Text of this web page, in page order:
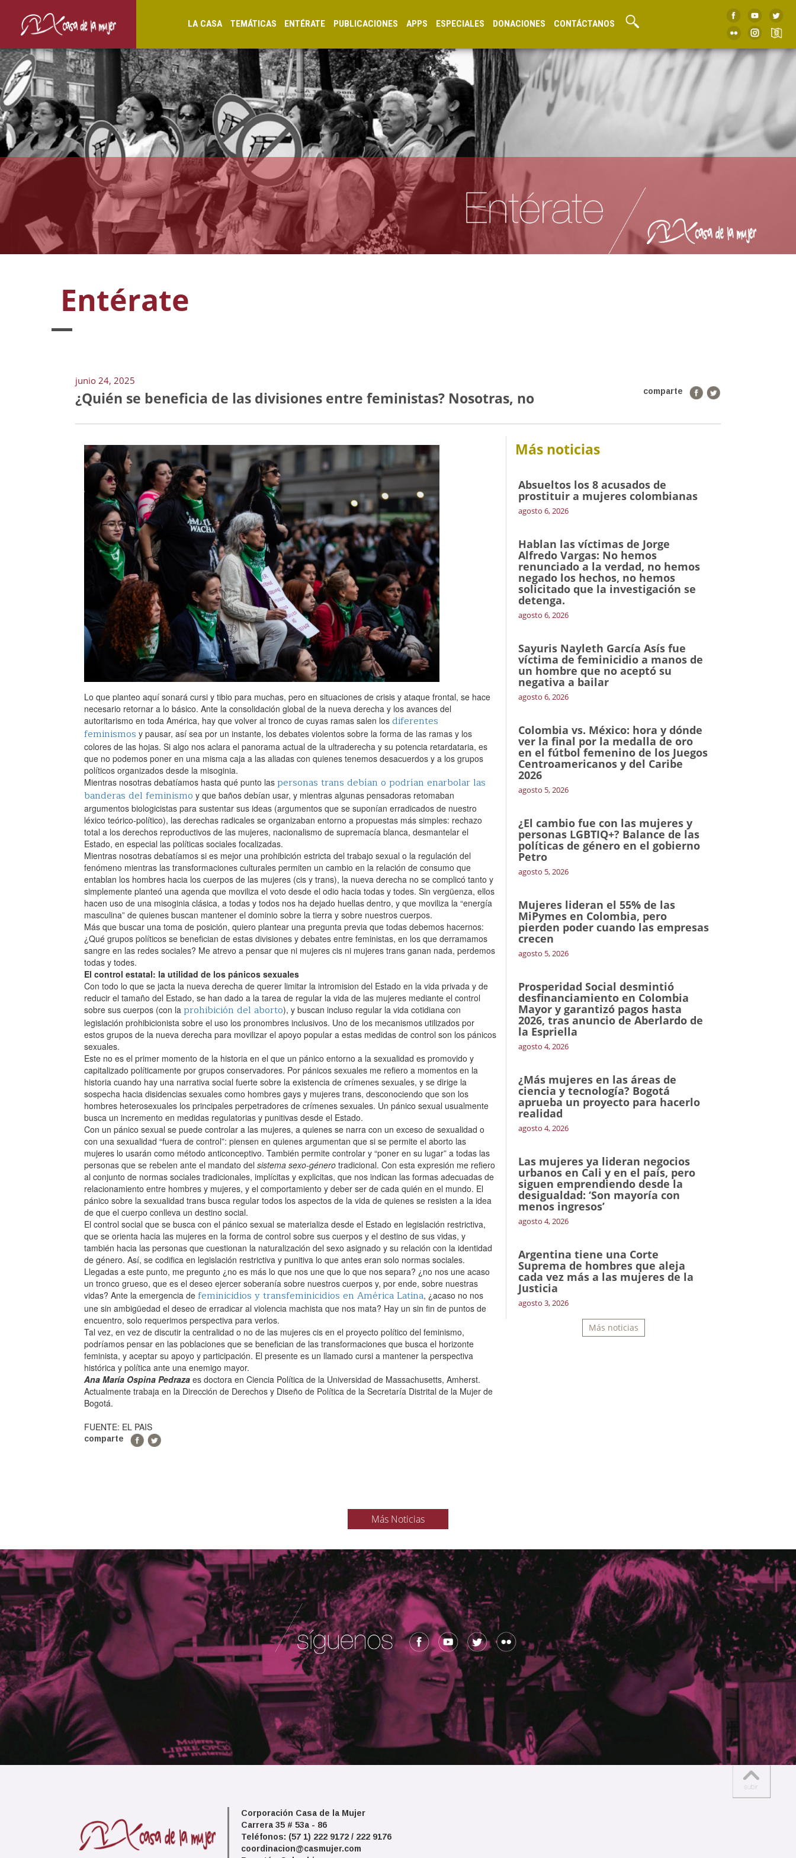
LA CASA TEMÁTICAS ENTÉRATE PUBLICACIONES APPS ESPECIALES DONACIONES CONTÁCTANOS
Entérate
junio 24, 2025
comparte
¿Quién se beneficia de las divisiones entre feministas? Nosotras, no
Lo que planteo aquí sonará cursi y tibio para muchas, pero en situaciones de crisis y ataque frontal, se hace
necesario retornar a lo básico. Ante la consolidación global de la nueva derecha y los avances del
autoritarismo en toda América, hay que volver al tronco de cuyas ramas salen los diferentes
feminismos y pausar, así sea por un instante, los debates violentos sobre la forma de las ramas y los
colores de las hojas. Si algo nos aclara el panorama actual de la ultraderecha y su potencia retardataria, es
que no podemos poner en una misma caja a las aliadas con quienes tenemos desacuerdos y a los grupos
políticos organizados desde la misoginia.‌
Mientras nosotras debatíamos hasta qué punto las personas trans debían o podrían enarbolar las
banderas del feminismo y que baños debían usar, y mientras algunas pensadoras retomaban
argumentos biologicistas para sustentar sus ideas (argumentos que se suponían erradicados de nuestro
léxico teórico-político), las derechas radicales se organizaban entorno a propuestas más simples: rechazo
total a los derechos reproductivos de las mujeres, nacionalismo de supremacía blanca, desmantelar el
Estado, en especial las políticas sociales focalizadas.‌
Mientras nosotras debatíamos si es mejor una prohibición estricta del trabajo sexual o la regulación del
fenómeno mientras las transformaciones culturales permiten un cambio en la relación de consumo que
entablan los hombres hacia los cuerpos de las mujeres (cis y trans), la nueva derecha no se complicó tanto y
simplemente planteó una agenda que moviliza el voto desde el odio hacia todas y todes. Sin vergüenza, ellos
hacen uso de una misoginia clásica, a todas y todos nos ha dejado huellas dentro, y que moviliza la “energía
masculina” de quienes buscan mantener el dominio sobre la tierra y sobre nuestros cuerpos.‌
Más que buscar una toma de posición, quiero plantear una pregunta previa que todas debemos hacernos:
¿Qué grupos políticos se benefician de estas divisiones y debates entre feministas, en los que derramamos
sangre en las redes sociales? Me atrevo a pensar que ni mujeres cis ni mujeres trans ganan nada, perdemos
todas y todes.‌
El control estatal: la utilidad de los pánicos sexuales
Con todo lo que se jacta la nueva derecha de querer limitar la intromision del Estado en la vida privada y de
reducir el tamaño del Estado, se han dado a la tarea de regular la vida de las mujeres mediante el control
sobre sus cuerpos (con la prohibición del aborto), y buscan incluso regular la vida cotidiana con
legislación prohibicionista sobre el uso los pronombres inclusivos. Uno de los mecanismos utilizados por
estos grupos de la nueva derecha para movilizar el apoyo popular a estas medidas de control son los pánicos
sexuales.‌
Este no es el primer momento de la historia en el que un pánico entorno a la sexualidad es promovido y
capitalizado políticamente por grupos conservadores. Por pánicos sexuales me refiero a momentos en la
historia cuando hay una narrativa social fuerte sobre la existencia de crímenes sexuales, y se dirige la
sospecha hacia disidencias sexuales como hombres gays y mujeres trans, desconociendo que son los
hombres heterosexuales los principales perpetradores de crímenes sexuales. Un pánico sexual usualmente
busca un incremento en medidas regulatorias y punitivas desde el Estado.‌
Con un pánico sexual se puede controlar a las mujeres, a quienes se narra con un exceso de sexualidad o
con una sexualidad “fuera de control”: piensen en quienes argumentan que si se permite el aborto las
mujeres lo usarán como método anticonceptivo. También permite controlar y “poner en su lugar” a todas las
personas que se rebelen ante el mandato del sistema sexo-género tradicional. Con esta expresión me refiero
al conjunto de normas sociales tradicionales, implícitas y explicitas, que nos indican las formas adecuadas de
relacionamiento entre hombres y mujeres, y el comportamiento y deber ser de cada quién en el mundo. El
pánico sobre la sexualidad trans busca regular todos los aspectos de la vida de quienes se resisten a la idea
de que el cuerpo conlleva un destino social.‌
El control social que se busca con el pánico sexual se materializa desde el Estado en legislación restrictiva,
que se orienta hacia las mujeres en la forma de control sobre sus cuerpos y el destino de sus vidas, y
también hacia las personas que cuestionan la naturalización del sexo asignado y su relación con la identidad
de género. Así, se codifica en legislación restrictiva y punitiva lo que antes eran solo normas sociales.‌
Llegadas a este punto, me pregunto ¿no es más lo que nos une que lo que nos separa? ¿no nos une acaso
un tronco grueso, que es el deseo ejercer soberanía sobre nuestros cuerpos y, por ende, sobre nuestras
vidas? Ante la emergencia de feminicidios y transfeminicidios en América Latina, ¿acaso no nos
une sin ambigüedad el deseo de erradicar al violencia machista que nos mata? Hay un sin fin de puntos de
encuentro, solo requerimos perspectiva para verlos.‌
Tal vez, en vez de discutir la centralidad o no de las mujeres cis en el proyecto político del feminismo,
podríamos pensar en las poblaciones que se benefician de las transformaciones que busca el horizonte
feminista, y aceptar su apoyo y participación. El presente es un llamado cursi a mantener la perspectiva
histórica y política ante una enemigo mayor.‌
Ana María Ospina Pedraza es doctora en Ciencia Política de la Universidad de Massachusetts, Amherst.
Actualmente trabaja en la Dirección de Derechos y Diseño de Política de la Secretaría Distrital de la Mujer de
Bogotá.
FUENTE: EL PAIS
comparte
Más noticias
Absueltos los 8 acusados de
prostituir a mujeres colombianas
agosto 6, 2026
Hablan las víctimas de Jorge
Alfredo Vargas: No hemos
renunciado a la verdad, no hemos
negado los hechos, no hemos
solicitado que la investigación se
detenga.
agosto 6, 2026
Sayuris Nayleth García Asís fue
víctima de feminicidio a manos de
un hombre que no aceptó su
negativa a bailar
agosto 6, 2026
Colombia vs. México: hora y dónde
ver la final por la medalla de oro
en el fútbol femenino de los Juegos
Centroamericanos y del Caribe
2026
agosto 5, 2026
¿El cambio fue con las mujeres y
personas LGBTIQ+? Balance de las
políticas de género en el gobierno
Petro
agosto 5, 2026
Mujeres lideran el 55% de las
MiPymes en Colombia, pero
pierden poder cuando las empresas
crecen
agosto 5, 2026
Prosperidad Social desmintió
desfinanciamiento en Colombia
Mayor y garantizó pagos hasta
2026, tras anuncio de Aberlardo de
la Espriella
agosto 4, 2026
¿Más mujeres en las áreas de
ciencia y tecnología? Bogotá
aprueba un proyecto para hacerlo
realidad
agosto 4, 2026
Las mujeres ya lideran negocios
urbanos en Cali y en el país, pero
siguen emprendiendo desde la
desigualdad: ‘Son mayoría con
menos ingresos’
agosto 4, 2026
Argentina tiene una Corte
Suprema de hombres que aleja
cada vez más a las mujeres de la
Justicia
agosto 3, 2026
Más noticias
Más Noticias
Corporación Casa de la Mujer
Carrera 35 # 53a - 86
Teléfonos: (57 1) 222 9172 / 222 9176
coordinacion@casmujer.com